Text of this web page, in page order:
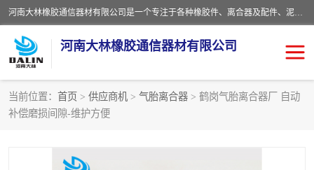
河南大林橡胶通信器材有限公司是一个专注于各种橡胶件、离合器及配件、泥浆泵及配件等产品设计制造和加工的企业。产品应用于矿山、冶金、石油、钢铁、化工、水泥、船舶、造纸、通用机械等各种大功率机械传动或制动装置。
河南大林橡胶通信器材有限公司
当前位置： 首页 > 供应商机 > 气胎离合器 > 鹤岗气胎离合器厂 自动
补偿磨损间隙-维护方便
推盘离合器
VC离合器